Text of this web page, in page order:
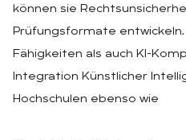
können sie
Prüfungsformate
Fähigkeiten als auch KI-
Integration Künstlicher
Hochschulen ebenso wie